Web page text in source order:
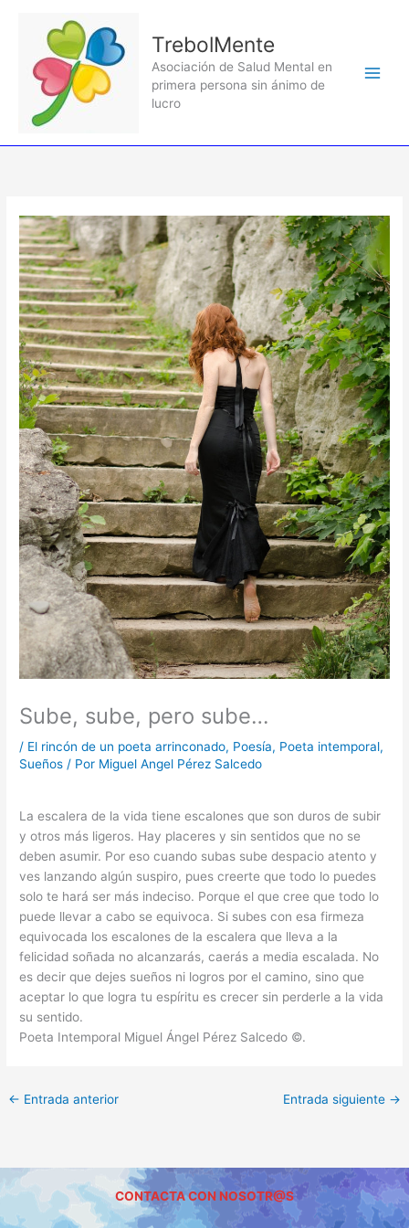
contenido
TrebolMente
Asociación de Salud Mental en
primera persona sin ánimo de
lucro
Sube, sube, pero sube…
/ El rincón de un poeta arrinconado, Poesía, Poeta intemporal,
Sueños / Por Miguel Angel Pérez Salcedo
La escalera de la vida tiene escalones que son duros de subir
y otros más ligeros. Hay placeres y sin sentidos que no se
deben asumir. Por eso cuando subas sube despacio atento y
ves lanzando algún suspiro, pues creerte que todo lo puedes
solo te hará ser más indeciso. Porque el que cree que todo lo
puede llevar a cabo se equivoca. Si subes con esa firmeza
equivocada los escalones de la escalera que lleva a la
felicidad soñada no alcanzarás, caerás a media escalada. No
es decir que dejes sueños ni logros por el camino, sino que
aceptar lo que logra tu espíritu es crecer sin perderle a la vida
su sentido.
Poeta Intemporal Miguel Ángel Pérez Salcedo ©.
← Entrada anterior Entrada siguiente →
CONTACTA CON NOSOTR@S